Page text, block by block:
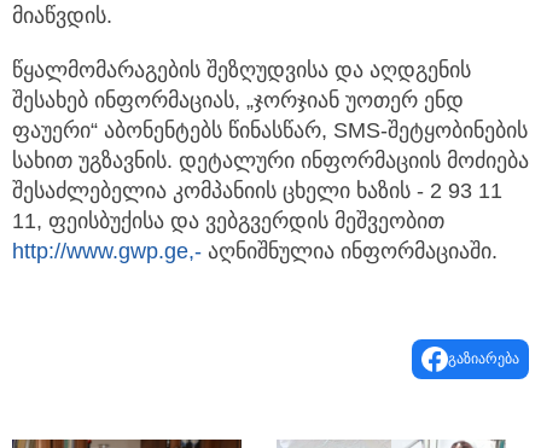
მიაწვდის.
წყალმომარაგების შეზღუდვისა და აღდგენის
შესახებ ინფორმაციას, „ჯორჯიან უოთერ ენდ
ფაუერი“ აბონენტებს წინასწარ, SMS-შეტყობინების
სახით უგზავნის. დეტალური ინფორმაციის მოძიება
შესაძლებელია კომპანიის ცხელი ხაზის - 2 93 11
11, ფეისბუქისა და ვებგვერდის მეშვეობით
http://www.gwp.ge,- აღნიშნულია ინფორმაციაში.
გაზიარება